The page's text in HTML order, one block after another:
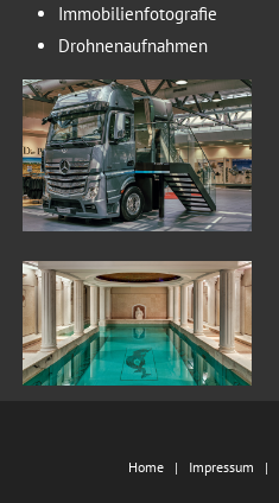
Immobilienfotografie
Drohnenaufnahmen
Home Impressum